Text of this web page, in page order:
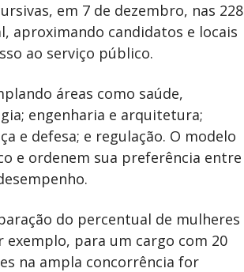
em 7 de dezembro, nas 228
aproximando candidatos e locais
ao serviço público.
áreas como saúde,
engenharia e arquitetura;
e defesa; e regulação. O modelo
e ordenem sua preferência entre
do percentual de mulheres
exemplo, para um cargo com 20
na ampla concorrência for